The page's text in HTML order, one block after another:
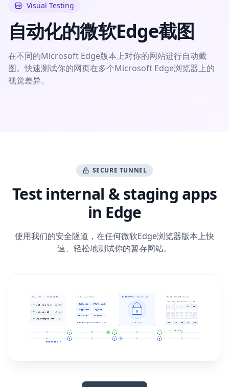
Visual Testing
自动化的微软Edge截图
在不同的Microsoft Edge版本上对你的网站进行自动截
图。快速测试你的网页在多个Microsoft Edge浏览器上的
视觉差异。
SECURE TUNNEL
Test internal & staging apps
in Edge
使用我们的安全隧道 ，在任何微软Edge浏览器版本上快
速、轻松地测试你的暂存网站。